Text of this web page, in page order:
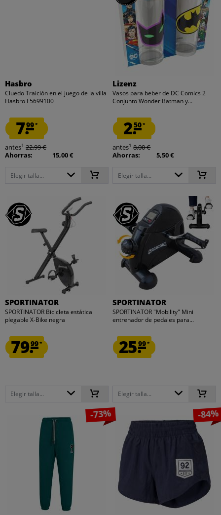
Hasbro
Cluedo Traición en el juego de la villa
Hasbro F5699100
7.99*
antes1 22,99 €
Ahorras:
15,00 €
Elegir talla...
Lizenz
Vasos para beber de DC Comics 2
Conjunto Wonder Batman y...
2.50*
antes1 8,00 €
Ahorras:
5,50 €
Elegir talla...
SPORTINATOR
SPORTINATOR Bicicleta estática
plegable X-Bike negra
79.99*
Elegir talla...
SPORTINATOR
SPORTINATOR "Mobility" Mini
entrenador de pedales para...
25.99*
Elegir talla...
-73% -84%